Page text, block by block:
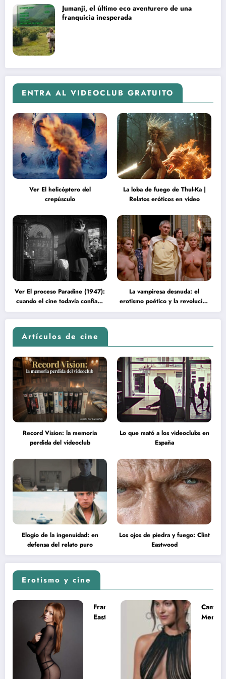
Jumanji, el último eco aventurero de una
franquicia inesperada
ENTRA AL VIDEOCLUB GRATUITO
Ver El helicóptero del
crepúsculo
La loba de fuego de Thul-Ka |
Relatos eróticos en video
Ver El proceso Paradine (1947):
cuando el cine todavía confiaba
en la inteligencia del espectador
La vampiresa desnuda: el
erotismo poético y la revolución
psicodélica de Jean Rollin
Artículos de cine
Record Vision: la memoria
perdida del videoclub
Lo que mató a los videoclubs en
España
Elogio de la ingenuidad: en
defensa del relato puro
Los ojos de piedra y fuego: Clint
Eastwood
Erotismo y cine
Francesca
Eastwood y
Camila
Mendes